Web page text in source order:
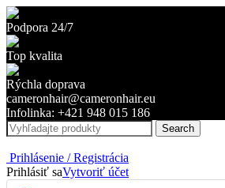
Podpora 24/7
Top kvalita
Rýchla doprava
cameronhair@cameronhair.eu
Infolinka: +421 948 015 186
Search
Prihlásenie / Registrácia
Prihlásiť saVytvoriť účet